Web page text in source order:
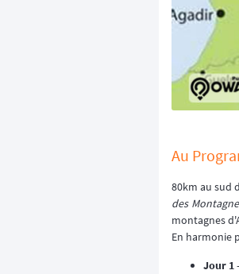
Au
80km au sud
des
montagnes
En harmonie
Jour 1